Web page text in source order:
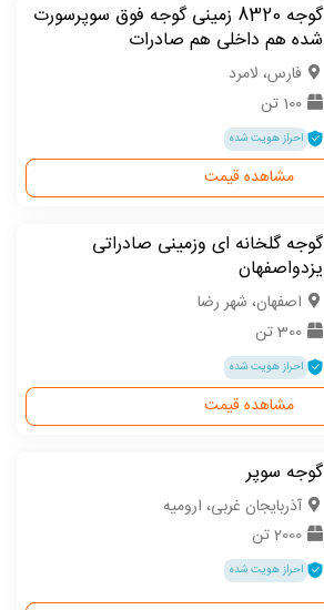
گوجه 8320 زمینی گوجه فوق سوپرسورت
شده هم داخلی هم صادرات
فارس، لامرد
100 تن
احراز هویت شده
مشاهده قیمت
گوجه گلخانه ای وزمینی صادراتی
یزدواصفهان
اصفهان، شهر رضا
300 تن
احراز هویت شده
مشاهده قیمت
گوجه سوپر
آذربایجان غربی، ارومیه
2000 تن
احراز هویت شده